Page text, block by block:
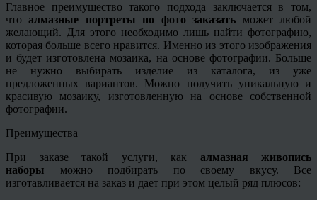
Главное преимущество такого подхода заключается в том,
что алмазные портреты по фото заказать может любой
желающий. Для этого необходимо лишь найти фотографию,
которая больше всего нравится. Именно из этого изображения
и будет изготовлена мозаика, на основе фотографии. Больше
не нужно выбирать изделие из каталога, из уже
предложенных вариантов. Можно получить уникальную и
красивую мозаику, изготовленную на основе собственной
фотографии.
Преимущества
При заказе такой услуги, как алмазная живопись
наборы можно подбирать по своему вкусу. Все
изготавливается на заказ и дает при этом целый ряд плюсов: